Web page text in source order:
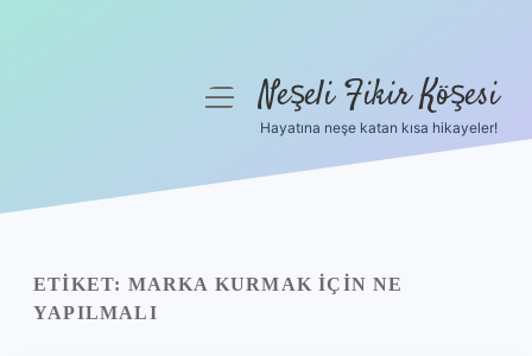
Yasal Uyarı
menüyüNeşeli Fikir Köşesi
Hayatına neşe katan kısa hikayeler!
ETIKET: MARKA KURMAK IÇIN NE
YAPILMALI